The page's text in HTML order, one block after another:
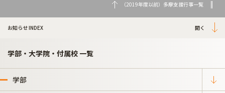
（2019年度以前）多摩支援行事一覧
お知らせ INDEX
学部・大学院・付属校 一覧
学部